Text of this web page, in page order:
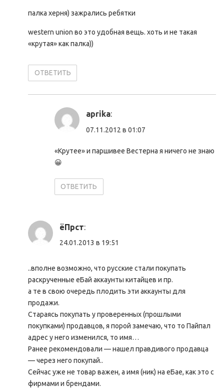
палка херня) зажрались ребятки
western union во это удобная вещь. хоть и не такая
«крутая» как палка))
ОТВЕТИТЬ
aprika:
07.11.2012 в 01:07
«Крутее» и паршивее Вестерна я ничего не знаю
😀
ОТВЕТИТЬ
ёПрст:
24.01.2013 в 19:51
..вполне возможно, что русские стали покупать
раскрученные еБай аккаунты китайцев и пр.
а те в свою очередь плодить эти аккаунты для
продажи.
Стараясь покупать у проверенных (прошлыми
покупками) продавцов, я порой замечаю, что то Пайпал
адрес у него изменился, то имя…
Ранее рекомендовали — нашел правдивого продавца
— через него покупай..
Сейчас уже не товар важен, а имя (ник) на еБае, как это с
фирмами и брендами.